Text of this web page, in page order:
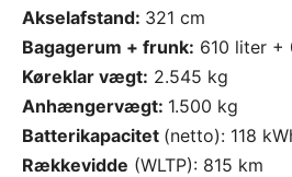
Akselafstand: 321 cm
Bagagerum + frunk: 610 liter +
Køreklar vægt: 2.545 kg
Anhængervægt: 1.500 kg
Batterikapacitet (netto): 118
Rækkevidde (WLTP): 815 km